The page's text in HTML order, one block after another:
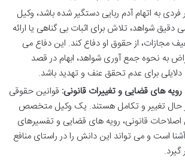
فردی به اتهام آدم ربایی دستگیر شده باشد، وکیل
دقیق شواهد، تلاش برای اثبات بی گناهی یا ارائه
مجازات، از حقوق او دفاع کند. این دفاع می
به نحوه جمع آوری شواهد، ابهام در قصد
دلایلی برای عدم تحقق عنف و تهدید باشد.
رویه های قضایی و تغییرات قانونی: قوانین حقوقی
حال تغییر و تکامل هستند. یک وکیل متخصص
اصلاحات قانونی، رویه های قضایی و تفسیرهای
است و می تواند این دانش را در راستای منافع